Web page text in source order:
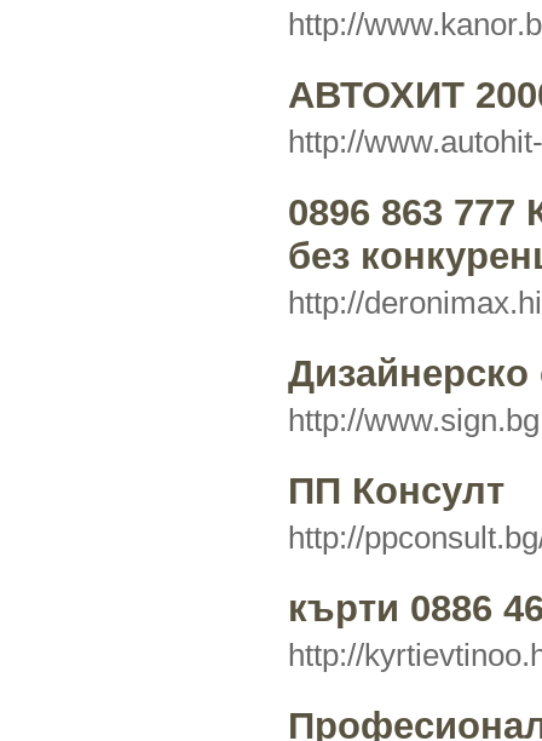
http://
АВТОХИТ
http://
0896 863 777
без
http://
Дизайнерско
http://
ПП Консулт
http://
кърти 0886
http://